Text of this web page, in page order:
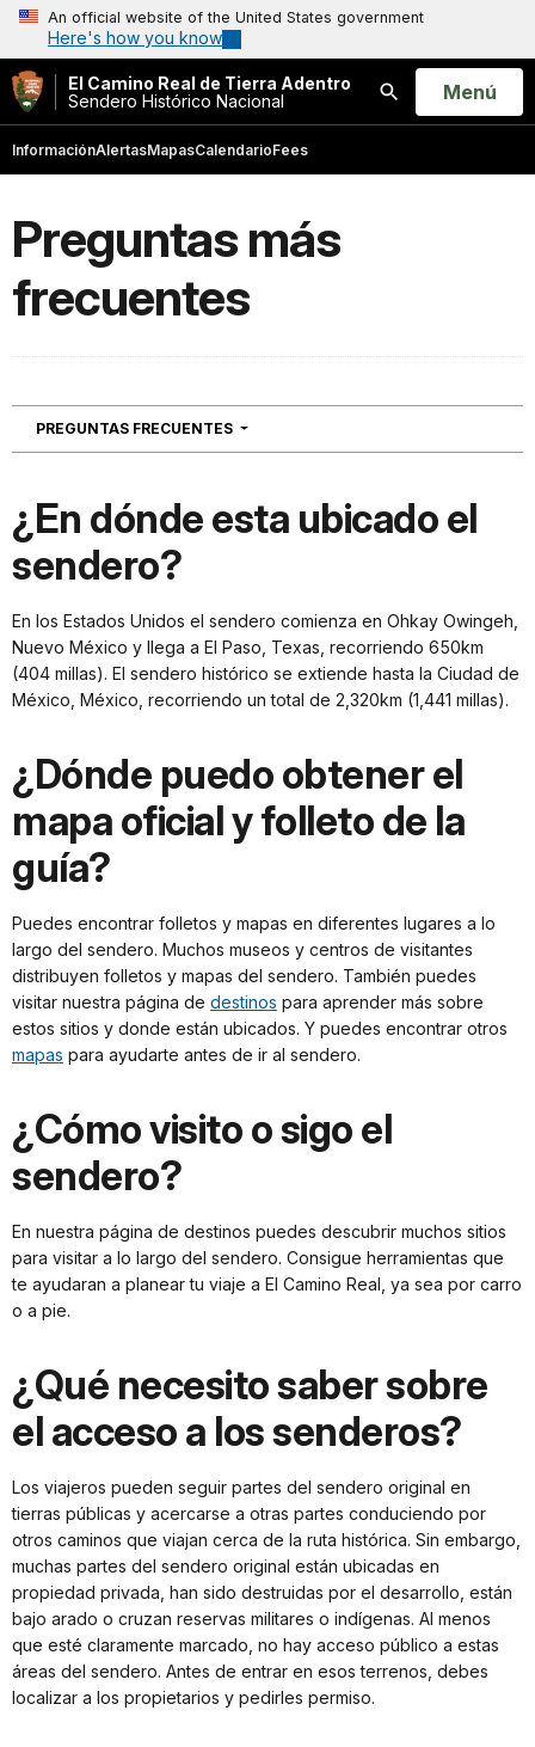
An official website of the United States government
Here's how you know
El Camino Real de Tierra Adentro
Sendero Histórico Nacional
Buscar
Open
Menú
InformaciónAlertasMapasCalendarioFees
Preguntas más
frecuentes
PREGUNTAS FRECUENTES NAVIGATION
¿En dónde esta ubicado el
sendero?
En los Estados Unidos el sendero comienza en Ohkay Owingeh,
Nuevo México y llega a El Paso, Texas, recorriendo 650km
(404 millas). El sendero histórico se extiende hasta la Ciudad de
México, México, recorriendo un total de 2,320km (1,441 millas).
¿Dónde puedo obtener el
mapa oficial y folleto de la
guía?
Puedes encontrar folletos y mapas en diferentes lugares a lo
largo del sendero. Muchos museos y centros de visitantes
distribuyen folletos y mapas del sendero. También puedes
visitar nuestra página de destinos para aprender más sobre
estos sitios y donde están ubicados. Y puedes encontrar otros
mapas para ayudarte antes de ir al sendero.
¿Cómo visito o sigo el
sendero?
En nuestra página de destinos puedes descubrir muchos sitios
para visitar a lo largo del sendero. Consigue herramientas que
te ayudaran a planear tu viaje a El Camino Real, ya sea por carro
o a pie.
¿Qué necesito saber sobre
el acceso a los senderos?
Los viajeros pueden seguir partes del sendero original en
tierras públicas y acercarse a otras partes conduciendo por
otros caminos que viajan cerca de la ruta histórica. Sin embargo,
muchas partes del sendero original están ubicadas en
propiedad privada, han sido destruidas por el desarrollo, están
bajo arado o cruzan reservas militares o indígenas. Al menos
que esté claramente marcado, no hay acceso público a estas
áreas del sendero. Antes de entrar en esos terrenos, debes
localizar a los propietarios y pedirles permiso.